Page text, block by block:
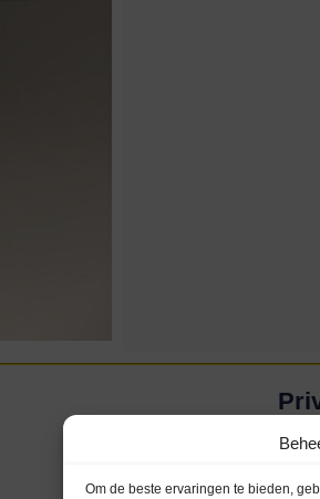
Om de beste ervaringen te bieden,